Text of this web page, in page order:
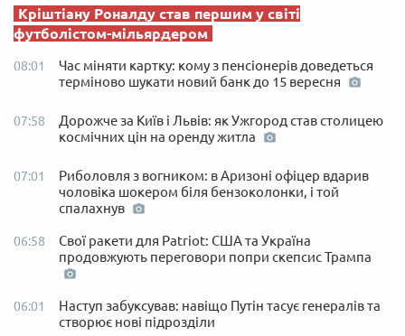
Кріштіану Роналду став першим у світі
футболістом-мільярдером
08:01
Час міняти картку: кому з пенсіонерів доведеться
терміново шукати новий банк до 15 вересня
07:58
Дорожче за Київ і Львів: як Ужгород став столицею
космічних цін на оренду житла
07:01
Риболовля з вогником: в Аризоні офіцер вдарив
чоловіка шокером біля бензоколонки, і той
спалахнув
06:58
Свої ракети для Patriot: США та Україна
продовжують переговори попри скепсис Трампа
06:01
Наступ забуксував: навіщо Путін тасує генералів та
створює нові підрозділи